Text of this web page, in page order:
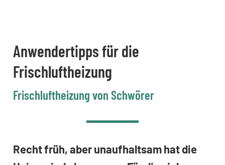
Anwendertipps für die
Frischluftheizung
Frischluftheizung von Schwörer
Recht früh, aber unaufhaltsam hat die